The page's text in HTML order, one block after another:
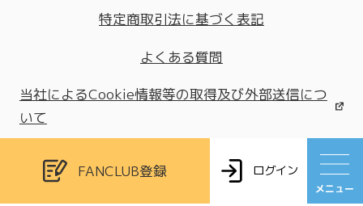
FANCLUB登録 ログイン
特定商取引法に基づく表記
よくある質問
当社によるCookie情報等の取得及び外部送信につ
いて